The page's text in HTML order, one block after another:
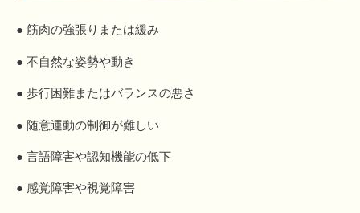
● 筋肉の強張りまたは緩み
● 不自然な姿勢や動き
● 歩行困難またはバランスの悪さ
● 随意運動の制御が難しい
● 言語障害や認知機能の低下
● 感覚障害や視覚障害